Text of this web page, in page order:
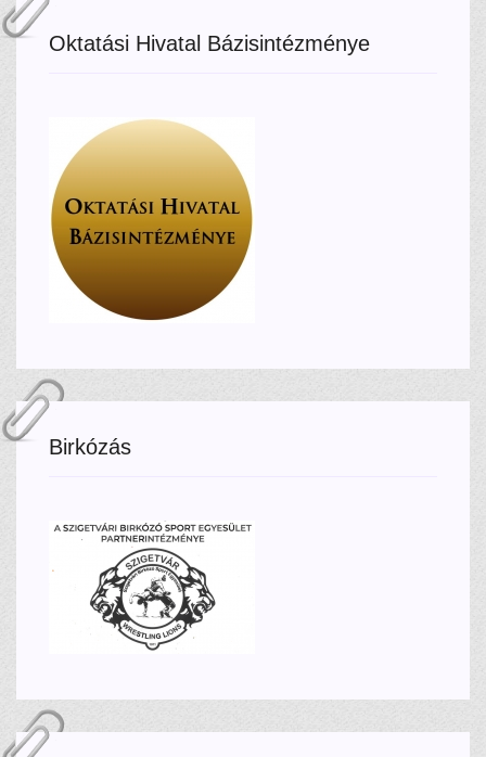
Oktatási Hivatal Bázisintézménye
Birkózás